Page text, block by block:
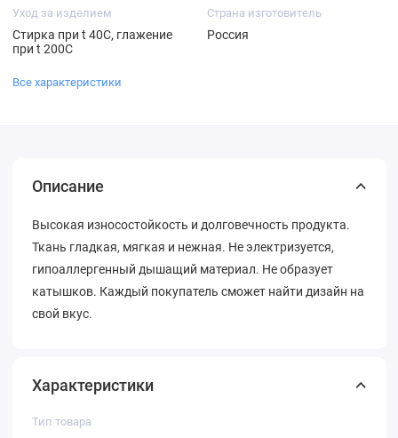
Уход за изделием
Стирка при t 40С, глажение
при t 200С
Страна изготовитель
Россия
Все характеристики
Описание
Высокая износостойкость и долговечность продукта.
Ткань гладкая, мягкая и нежная. Не электризуется,
гипоаллергенный дышащий материал. Не образует
катышков. Каждый покупатель сможет найти дизайн на
свой вкус.
Характеристики
Тип товара